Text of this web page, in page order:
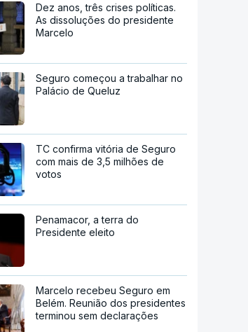
Dez anos, três crises políticas.
As dissoluções do presidente
Marcelo
Seguro começou a trabalhar no
Palácio de Queluz
TC confirma vitória de Seguro
com mais de 3,5 milhões de
votos
Penamacor, a terra do
Presidente eleito
Marcelo recebeu Seguro em
Belém. Reunião dos presidentes
terminou sem declarações